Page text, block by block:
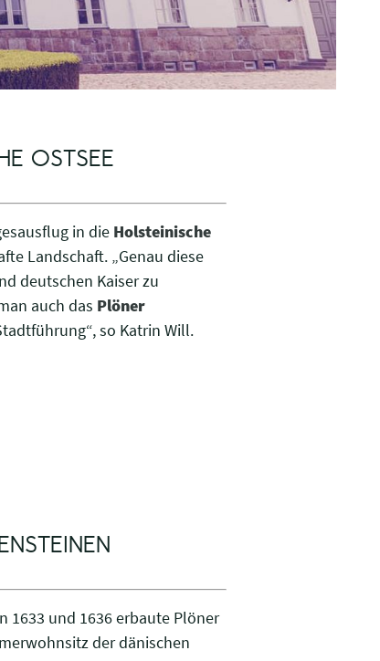
OSTSEE
in die Holsteinische
Landschaft. „Genau diese
deutschen Kaiser zu
auch das Plöner
so Katrin Will.
1633 und 1636 erbaute Plöner
der dänischen